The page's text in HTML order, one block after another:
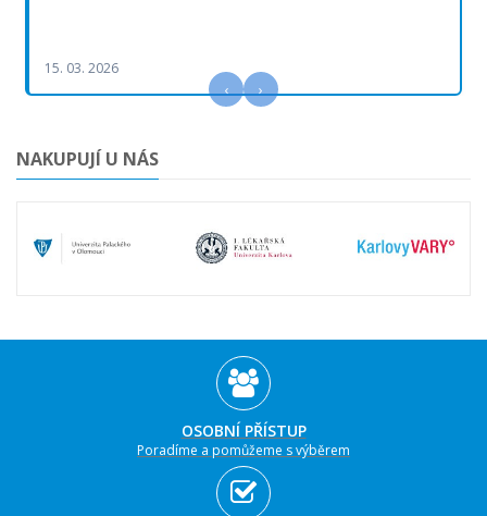
15. 03. 2026
‹ ›
NAKUPUJÍ U NÁS
OSOBNÍ PŘÍSTUP
Poradíme a pomůžeme s výběrem